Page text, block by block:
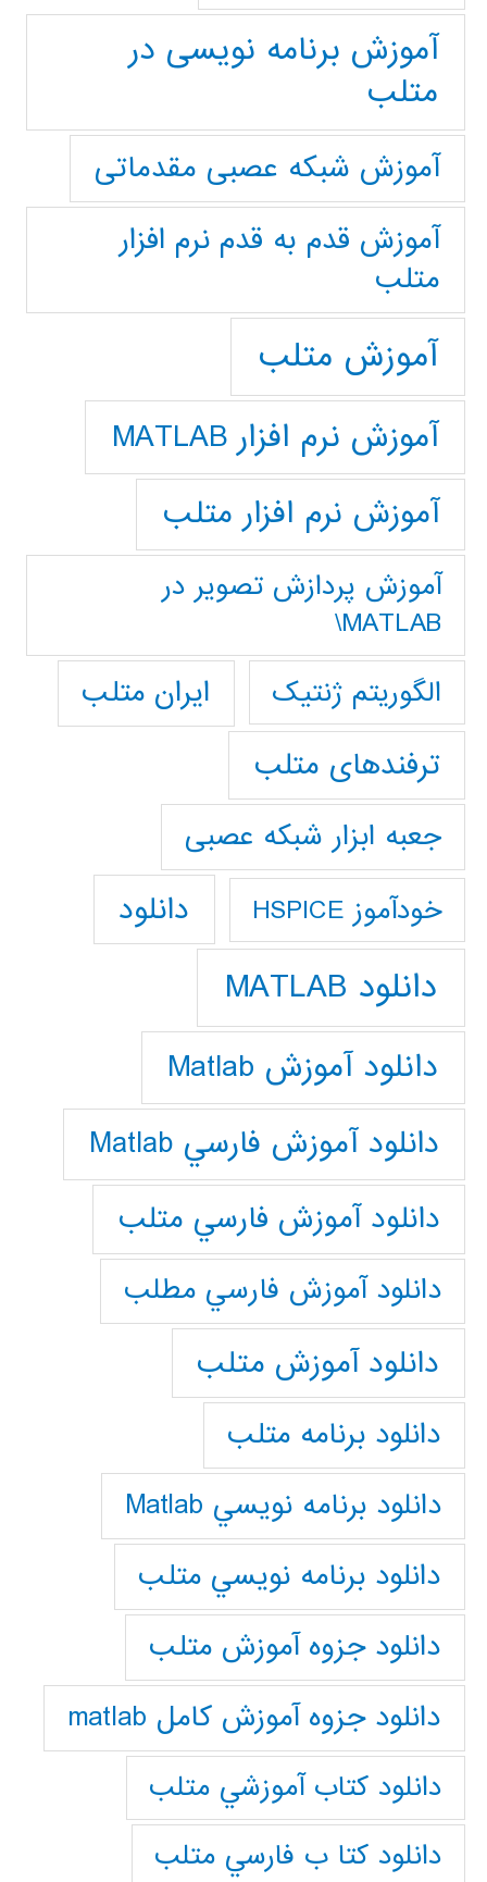
آموزش برنامه نویسی در
متلب
آموزش شبکه عصبی مقدماتی
آموزش قدم به قدم نرم افزار
متلب
آموزش متلب
آموزش نرم افزار MATLAB
آموزش نرم افزار متلب
آموزش پردازش تصوير در
MATLAB\
الگوریتم ژنتیک
ایران متلب
ترفندهای متلب
جعبه ابزار شبکه عصبی
خودآموز HSPICE دانلود
دانلود MATLAB
دانلود آموزش Matlab
دانلود آموزش فارسي Matlab
دانلود آموزش فارسي متلب
دانلود آموزش فارسي مطلب
دانلود آموزش متلب
دانلود برنامه متلب
دانلود برنامه نويسي Matlab
دانلود برنامه نويسي متلب
دانلود جزوه آموزش متلب
دانلود جزوه آموزش کامل matlab
دانلود كتاب آموزشي متلب
دانلود كتا ب فارسي متلب